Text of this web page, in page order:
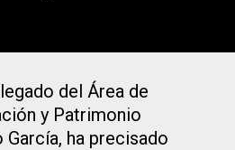
del Área de
y Patrimonio
ha precisado